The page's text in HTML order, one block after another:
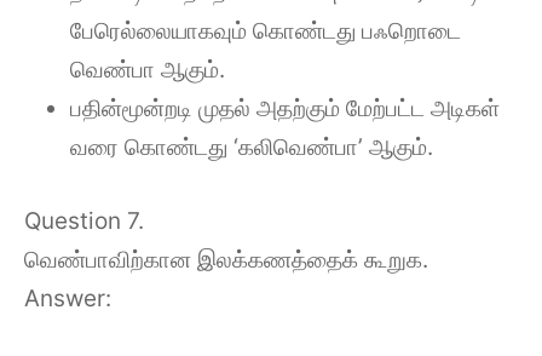
பேரெல்லையாகவும் கொண்டது பஃறொடை
வெண்பா ஆகும்.
பதின்மூன்றடி முதல் அதற்கும் மேற்பட்ட அடிகள்
வரை கொண்டது ‘கலிவெண்பா’ ஆகும்.
Question 7.
வெண்பாவிற்கான இலக்கணத்தைக் கூறுக.
Answer: